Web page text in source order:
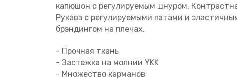
капюшон с регулируемым шнуром.
Рукава с регулируемыми патами и
брэндингом на плечах.
- Прочная ткань
- Застежка на молнии YKK
- Множество карманов